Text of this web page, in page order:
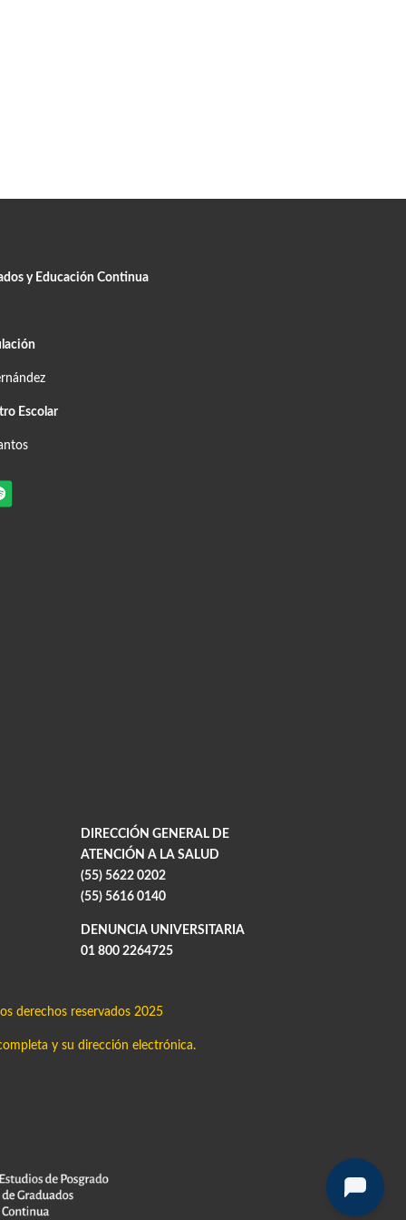
y Educación Continua
Escolar
DIRECCIÓN GENERAL DE
ATENCIÓN A LA SALUD
(55) 5622 0202
(55) 5616 0140
DENUNCIA UNIVERSITARIA
01 800 2264725
derechos reservados 2025
y su dirección electrónica.